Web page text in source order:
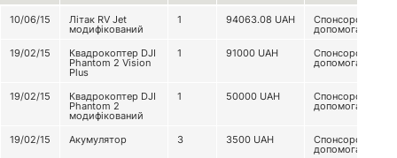
10/06/15 Літак RV Jet
модифікований
1 94063.08 UAH Спонсорська
допомога
19/02/15
Квадрокоптер DJI
Phantom 2 Vision
Plus
1 91000 UAH Спонсорська
допомога
19/02/15 Квадрокоптер DJI
Phantom 2
модифікований
1 50000 UAH Спонсорська
допомога
19/02/15 Акумулятор 3 3500 UAH Спонсорська
допомога